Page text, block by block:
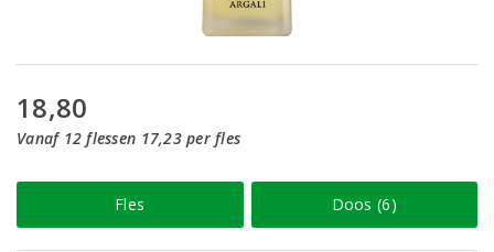
18,80
Vanaf 12 flessen 17,23 per fles
Fles Doos (6)